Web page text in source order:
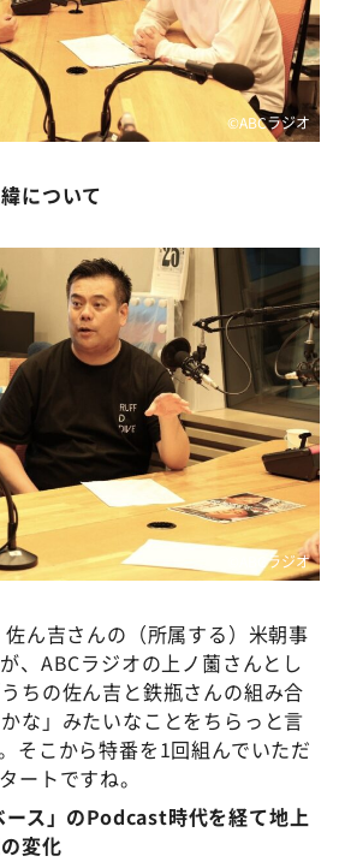
©ABCラジオ
について
©️ABCラジオ
佐ん吉さんの（所属する）米朝事
、ABCラジオの上ノ薗さんとし
ちの佐ん吉と鉄瓶さんの組み合
な」みたいなことをちらっと言
そこから特番を1回組んでいただ
ートですね。
ス」のPodcast時代を経て地上
変化